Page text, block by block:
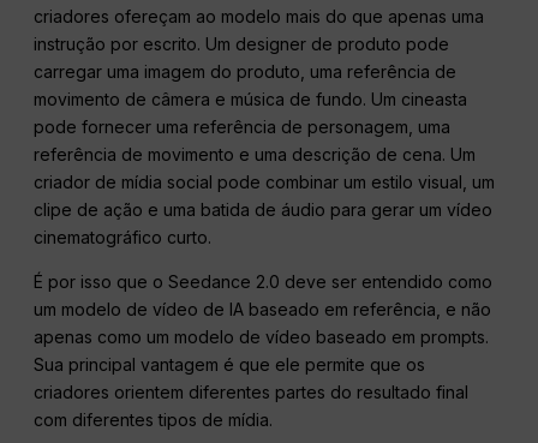
criadores ofereçam ao modelo mais do que apenas uma
instrução por escrito. Um designer de produto pode
carregar uma imagem do produto, uma referência de
movimento de câmera e música de fundo. Um cineasta
pode fornecer uma referência de personagem, uma
referência de movimento e uma descrição de cena. Um
criador de mídia social pode combinar um estilo visual, um
clipe de ação e uma batida de áudio para gerar um vídeo
cinematográfico curto.
É por isso que o Seedance 2.0 deve ser entendido como
um modelo de vídeo de IA baseado em referência, e não
apenas como um modelo de vídeo baseado em prompts.
Sua principal vantagem é que ele permite que os
criadores orientem diferentes partes do resultado final
com diferentes tipos de mídia.